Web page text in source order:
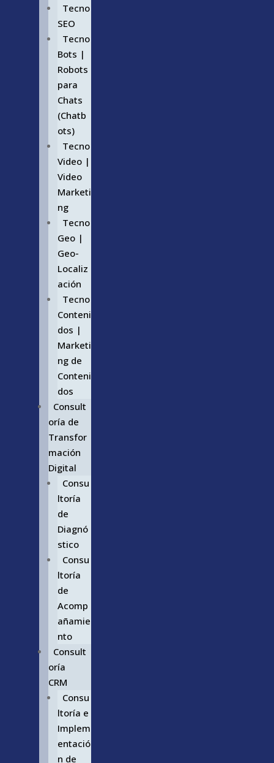
Tecno
SEO
Tecno
Bots |
Robots
para
Chats
(Chatb
ots)
Tecno
Video |
Video
Marketi
ng
Tecno
Geo |
Geo-
Localiz
ación
Tecno
Conteni
dos |
Marketi
ng de
Conteni
dos
Consult
oría de
Transfor
mación
Digital
Consu
ltoría
de
Diagnó
stico
Consu
ltoría
de
Acomp
añamie
nto
Consult
oría
CRM
Consu
ltoría e
Implem
entació
n de